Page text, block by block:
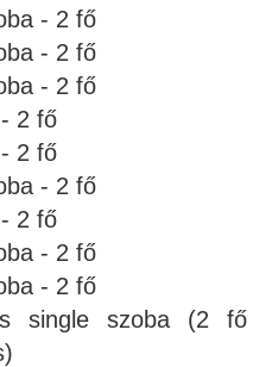
- 2 fő
- 2 fő
- 2 fő
2 fő
2 fő
- 2 fő
2 fő
- 2 fő
- 2 fő
szoba (2 fő